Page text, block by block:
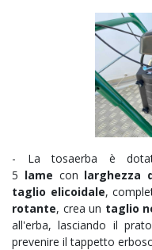
- La tosaerba è
5 lame con larghezza
taglio elicoidale,
rotante, crea un taglio
all'erba, lasciando il
prevenire il tappetto